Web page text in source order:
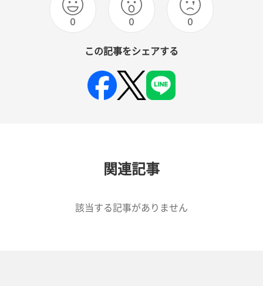
0 0 0
この記事をシェアする
関連記事
該当する記事がありません